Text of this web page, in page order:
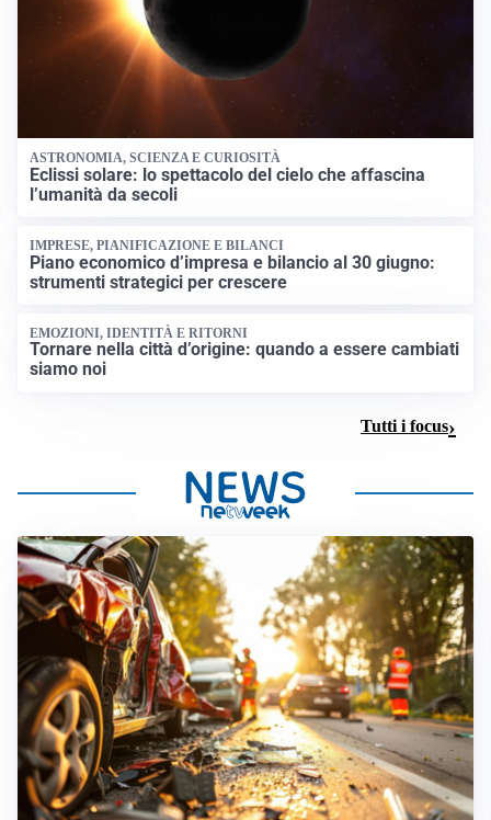
ASTRONOMIA, SCIENZA E CURIOSITÀ
Eclissi solare: lo spettacolo del cielo che affascina
l’umanità da secoli
IMPRESE, PIANIFICAZIONE E BILANCI
Piano economico d’impresa e bilancio al 30 giugno:
strumenti strategici per crescere
EMOZIONI, IDENTITÀ E RITORNI
Tornare nella città d’origine: quando a essere cambiati
siamo noi
Tutti i focus